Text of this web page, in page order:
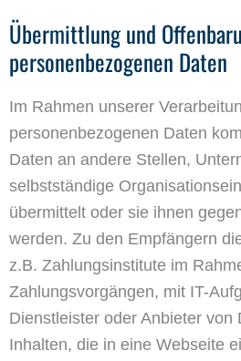
Übermittlung und
personenbezogenen Daten
Im Rahmen unserer
personenbezogenen Daten
Daten an andere Stellen,
selbstständige
übermittelt oder sie ihnen
werden. Zu den Empfängern
z.B. Zahlungsinstitute im
Zahlungsvorgängen, mit IT-
Dienstleister oder Anbieter von
Inhalten, die in eine Webseite